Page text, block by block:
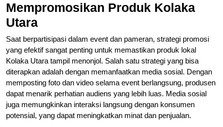
Mempromosikan Produk Kolaka
Utara
Saat berpartisipasi dalam event dan pameran, strategi promosi
yang efektif sangat penting untuk memastikan produk lokal
Kolaka Utara tampil menonjol. Salah satu strategi yang bisa
diterapkan adalah dengan memanfaatkan media sosial. Dengan
memposting foto dan video selama event berlangsung, produsen
dapat menarik perhatian audiens yang lebih luas. Media sosial
juga memungkinkan interaksi langsung dengan konsumen
potensial, yang dapat meningkatkan minat dan penjualan.